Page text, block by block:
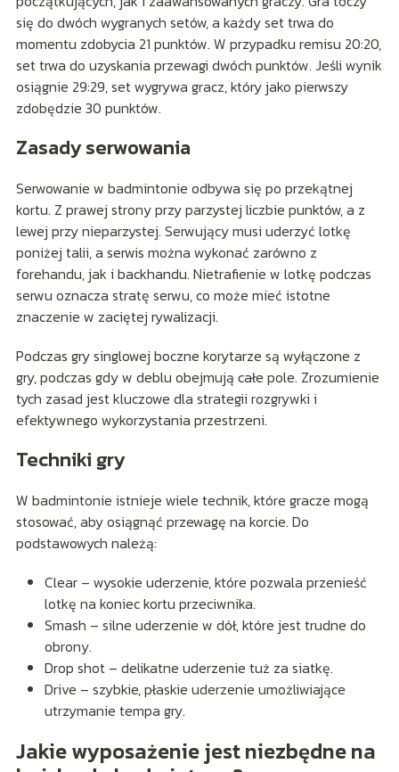
się do dwóch wygranych setów, a każdy set trwa do
momentu zdobycia 21 punktów. W przypadku remisu 20:20,
set trwa do uzyskania przewagi dwóch punktów. Jeśli wynik
osiągnie 29:29, set wygrywa gracz, który jako pierwszy
zdobędzie 30 punktów.
Zasady serwowania
Serwowanie w badmintonie odbywa się po przekątnej
kortu. Z prawej strony przy parzystej liczbie punktów, a z
lewej przy nieparzystej. Serwujący musi uderzyć lotkę
poniżej talii, a serwis można wykonać zarówno z
forehandu, jak i backhandu. Nietrafienie w lotkę podczas
serwu oznacza stratę serwu, co może mieć istotne
znaczenie w zaciętej rywalizacji.
Podczas gry singlowej boczne korytarze są wyłączone z
gry, podczas gdy w deblu obejmują całe pole. Zrozumienie
tych zasad jest kluczowe dla strategii rozgrywki i
efektywnego wykorzystania przestrzeni.
Techniki gry
W badmintonie istnieje wiele technik, które gracze mogą
stosować, aby osiągnąć przewagę na korcie. Do
podstawowych należą:
Clear – wysokie uderzenie, które pozwala przenieść
lotkę na koniec kortu przeciwnika.
Smash – silne uderzenie w dół, które jest trudne do
obrony.
Drop shot – delikatne uderzenie tuż za siatkę.
Drive – szybkie, płaskie uderzenie umożliwiające
utrzymanie tempa gry.
Jakie wyposażenie jest niezbędne na